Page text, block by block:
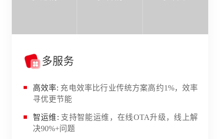
高可靠
高安全: 搭载八重100余项安全防护措施，全方位
保障人身、车辆及设备安全
高可靠: 采用车规级浸涂模块、智能监测与控温
等技术，复杂环境稳定输出